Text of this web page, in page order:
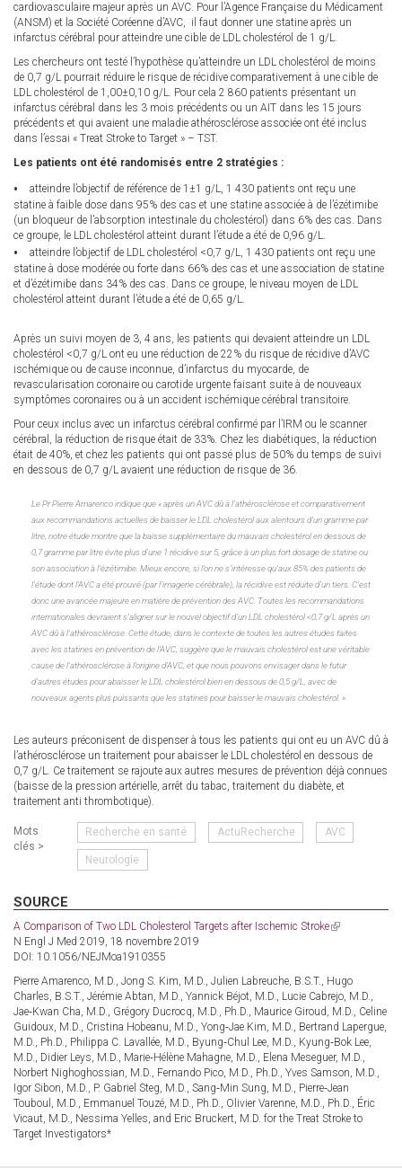
cardiovasculaire majeur après un AVC. Pour l’Agence Française du Médicament
(ANSM) et la Société Coréenne d’AVC, il faut donner une statine après un
infarctus cérébral pour atteindre une cible de LDL cholestérol de 1 g/L.
Les chercheurs ont testé l’hypothèse qu’atteindre un LDL cholestérol de moins
de 0,7 g/L pourrait réduire le risque de récidive comparativement à une cible de
LDL cholestérol de 1,00±0,10 g/L. Pour cela 2 860 patients présentant un
infarctus cérébral dans les 3 mois précédents ou un AIT dans les 15 jours
précédents et qui avaient une maladie athérosclérose associée ont été inclus
dans l’essai « Treat Stroke to Target » – TST.
Les patients ont été randomisés entre 2 stratégies :
atteindre l’objectif de référence de 1±1 g/L, 1 430 patients ont reçu une
statine à faible dose dans 95% des cas et une statine associée à de l’ézétimibe
(un bloqueur de l’absorption intestinale du cholestérol) dans 6% des cas. Dans
ce groupe, le LDL cholestérol atteint durant l’étude a été de 0,96 g/L.
atteindre l’objectif de LDL cholestérol <0,7 g/L, 1 430 patients ont reçu une
statine à dose modérée ou forte dans 66% des cas et une association de statine
et d’ézétimibe dans 34% des cas. Dans ce groupe, le niveau moyen de LDL
cholestérol atteint durant l’étude a été de 0,65 g/L.
Après un suivi moyen de 3, 4 ans, les patients qui devaient atteindre un LDL
cholestérol <0,7 g/L ont eu une réduction de 22% du risque de récidive d’AVC
ischémique ou de cause inconnue, d’infarctus du myocarde, de
revascularisation coronaire ou carotide urgente faisant suite à de nouveaux
symptômes coronaires ou à un accident ischémique cérébral transitoire.
Pour ceux inclus avec un infarctus cérébral confirmé par l’IRM ou le scanner
cérébral, la réduction de risque était de 33%. Chez les diabétiques, la réduction
était de 40%, et chez les patients qui ont passé plus de 50% du temps de suivi
en dessous de 0,7 g/L avaient une réduction de risque de 36.
Le Pr Pierre Amarenco indique que « après un AVC dû à l’athérosclérose et comparativement
aux recommandations actuelles de baisser le LDL cholestérol aux alentours d’un gramme par
litre, notre étude montre que la baisse supplémentaire du mauvais cholestérol en dessous de
0,7 gramme par litre évite plus d’une 1 récidive sur 5, grâce à un plus fort dosage de statine ou
son association à l’ézétimibe. Mieux encore, si l’on ne s’intéresse qu’aux 85% des patients de
l’étude dont l’AVC a été prouvé (par l’imagerie cérébrale), la récidive est réduite d’un tiers. C’est
donc une avancée majeure en matière de prévention des AVC. Toutes les recommandations
internationales devraient s’aligner sur le nouvel objectif d’un LDL cholestérol <0,7 g/L après un
AVC dû à l’athérosclérose. Cette étude, dans le contexte de toutes les autres études faites
avec les statines en prévention de l’AVC, suggère que le mauvais cholestérol est une véritable
cause de l’athérosclérose à l’origine d’AVC, et que nous pouvons envisager dans le futur
d’autres études pour abaisser le LDL cholestérol bien en dessous de 0,5 g/L, avec de
nouveaux agents plus puissants que les statines pour baisser le mauvais cholestérol. »
Les auteurs préconisent de dispenser à tous les patients qui ont eu un AVC dû à
l’athérosclérose un traitement pour abaisser le LDL cholestérol en dessous de
0,7 g/L. Ce traitement se rajoute aux autres mesures de prévention déjà connues
(baisse de la pression artérielle, arrêt du tabac, traitement du diabète, et
traitement anti thrombotique).
Mots
clés >
Recherche en santé ActuRecherche AVC
Neurologie
SOURCE
A Comparison of Two LDL Cholesterol Targets after Ischemic Stroke(link
N Engl J Med 2019, 18 novembre 2019
DOI: 10.1056/NEJMoa1910355
Pierre Amarenco, M.D., Jong S. Kim, M.D., Julien Labreuche, B.S.T., Hugo
Charles, B.S.T., Jérémie Abtan, M.D., Yannick Béjot, M.D., Lucie Cabrejo, M.D.,
Jae‑Kwan Cha, M.D., Grégory Ducrocq, M.D., Ph.D., Maurice Giroud, M.D., Celine
Guidoux, M.D., Cristina Hobeanu, M.D., Yong‑Jae Kim, M.D., Bertrand Lapergue,
M.D., Ph.D., Philippa C. Lavallée, M.D., Byung‑Chul Lee, M.D., Kyung‑Bok Lee,
M.D., Didier Leys, M.D., Marie‑Hélène Mahagne, M.D., Elena Meseguer, M.D.,
Norbert Nighoghossian, M.D., Fernando Pico, M.D., Ph.D., Yves Samson, M.D.,
Igor Sibon, M.D., P. Gabriel Steg, M.D., Sang‑Min Sung, M.D., Pierre‑Jean
Touboul, M.D., Emmanuel Touzé, M.D., Ph.D., Olivier Varenne, M.D., Ph.D., Éric
Vicaut, M.D., Nessima Yelles, and Eric Bruckert, M.D. for the Treat Stroke to
Target Investigators*